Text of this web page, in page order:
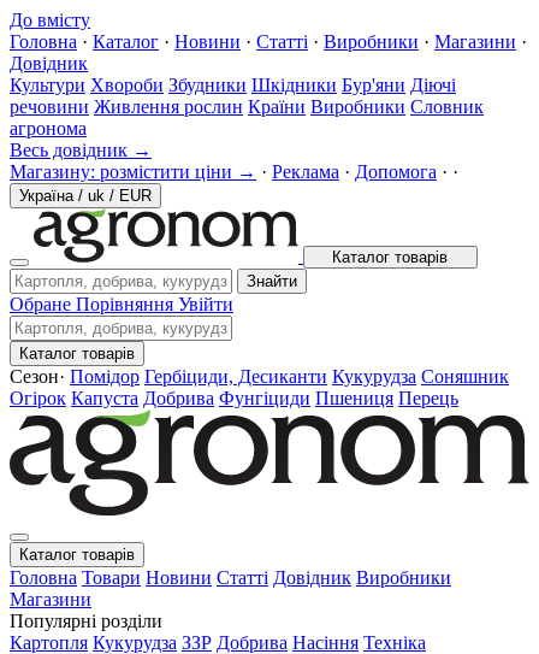
До вмісту
Головна · Каталог · Новини · Статті · Виробники · Магазини ·
Довідник
Культури Хвороби Збудники Шкідники Бур'яни Діючі
речовини Живлення рослин Країни Виробники Словник
агронома
Весь довідник →
Магазину: розмістити ціни → · Реклама · Допомога · ·
Україна / uk / EUR
Каталог товарів
Знайти
Обране Порівняння Увійти
Каталог товарів
Сезон· Помідор Гербіциди, Десиканти Кукурудза Соняшник
Огірок Капуста Добрива Фунгіциди Пшениця Перець
Каталог товарів
Головна Товари Новини Статті Довідник Виробники
Магазини
Популярні розділи
Картопля Кукурудза ЗЗР Добрива Насіння Техніка